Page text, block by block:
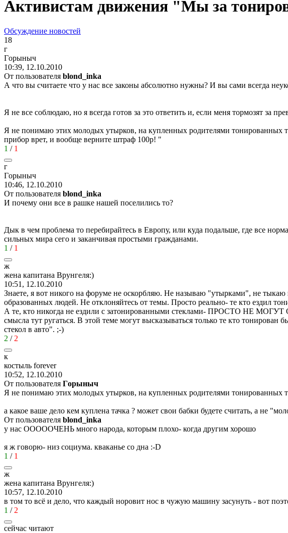
Активистам движения "Мы за
Обсуждение новостей
18
г
Гoрыныч
10:39, 12.10.2010
От пользователя blond_inka
А что вы считаете что у нас все законы абсолютно нужны? И вы сами всегда
Я не все соблюдаю, но я всегда готов за это ответить и, если меня тормозят за
Я не понимаю этих молодых утырков, на купленных родителями тонированных
прибор врет, и вообще верните штраф 100р! "
1 / 1
г
Гoрыныч
10:46, 12.10.2010
От пользователя blond_inka
И почему они все в рашке нашей поселились то?
Дык в чем проблема то перебирайтесь в Европу, или куда подальше, где все
сильных мира сего и заканчивая простыми гражданами.
1 / 1
ж
жена капитана Врунгеля:)
10:51, 12.10.2010
Знаете, я вот никого на форуме не оскорбляю. Не называю "утырками", не тыкаю
образованных людей. Не отклоняйтесь от темы. Просто реально- те кто ездил
А те, кто никогда не ездили с затонированными стеклами- ПРОСТО НЕ
смысла тут ругаться. В этой теме могут высказываться только те кто
стекол в авто". ;-)
2 / 2
к
костыль forever
10:52, 12.10.2010
От пользователя Гoрыныч
Я не понимаю этих молодых утырков, на купленных родителями тонированных
а какое ваше дело кем куплена тачка ? может свои бабки будете считать, а не
От пользователя blond_inka
у нас ОООООЧЕНЬ много народа, которым плохо- когда другим хорошо
я ж говорю- низ социума. кваканье со дна :-D
1 / 1
ж
жена капитана Врунгеля:)
10:57, 12.10.2010
в том то всё и дело, что каждый норовит нос в чужую машину засунуть - вот
1 / 2
сейчас читают